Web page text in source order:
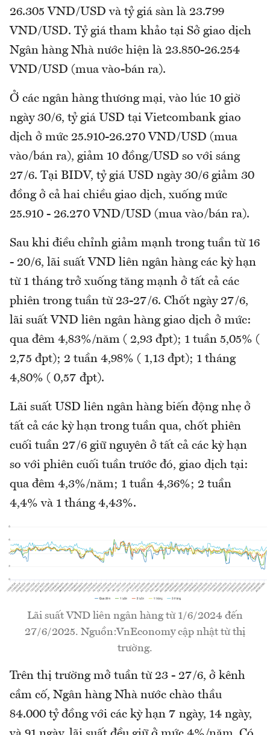
26.305 VND/USD và tỷ giá sàn là 23.799
VND/USD. Tỷ giá tham khảo tại Sở giao dịch
Ngân hàng Nhà nước hiện là 23.850-26.254
VND/USD (mua vào-bán ra).
Ở các ngân hàng thương mại, vào lúc 10 giờ
ngày 30/6, tỷ giá USD tại Vietcombank giao
dịch ở mức 25.910-26.270 VND/USD (mua
vào/bán ra), giảm 10 đồng/USD so với sáng
27/6. Tại BIDV, tỷ giá USD ngày 30/6 giảm 30
đồng ở cả hai chiều giao dịch, xuống mức
25.910 - 26.270 VND/USD (mua vào/bán ra).
Sau khi điều chỉnh giảm mạnh trong tuần từ 16
- 20/6, lãi suất VND liên ngân hàng các kỳ hạn
từ 1 tháng trở xuống tăng mạnh ở tất cả các
phiên trong tuần từ 23-27/6. Chốt ngày 27/6,
lãi suất VND liên ngân hàng giao dịch ở mức:
qua đêm 4,83%/năm ( 2,93 đpt); 1 tuần 5,05% (
2,75 đpt); 2 tuần 4,98% ( 1,13 đpt); 1 tháng
4,80% ( 0,57 đpt).
Lãi suất USD liên ngân hàng biến động nhẹ ở
tất cả các kỳ hạn trong tuần qua, chốt phiên
cuối tuần 27/6 giữ nguyên ở tất cả các kỳ hạn
so với phiên cuối tuần trước đó, giao dịch tại:
qua đêm 4,3%/năm; 1 tuần 4,36%; 2 tuần
4,4% và 1 tháng 4,43%.
Lãi suất VND liên ngân hàng từ 1/6/2024 đến
27/6/2025. Nguồn:VnEconomy cập nhật từ thị
trường.
Trên thị trường mở tuần từ 23 - 27/6, ở kênh
cầm cố, Ngân hàng Nhà nước chào thầu
84.000 tỷ đồng với các kỳ hạn 7 ngày, 14 ngày,